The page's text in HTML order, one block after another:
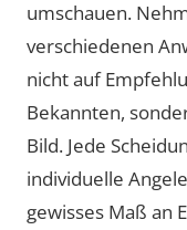
umschauen.
verschiedenen
nicht auf
Bekannten,
Bild. Jede
individuelle
gewisses Maß an